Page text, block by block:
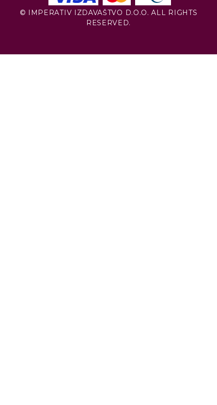
© IMPERATIV IZDAVAŠTVO D.O.O. ALL RIGHTS
RESERVED.